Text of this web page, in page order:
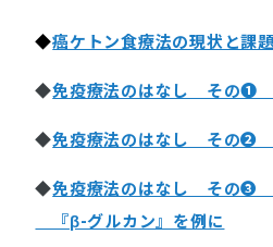
◆癌ケトン食療法の現状と課題
◆免疫療法のはなし その❶
◆免疫療法のはなし その❷
◆免疫療法のはなし その❸
『β-グルカン』を例に